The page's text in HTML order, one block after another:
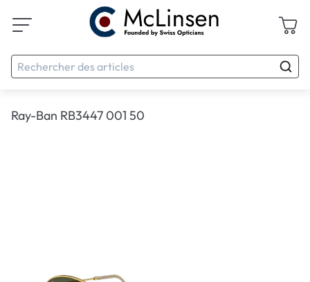
Ray-Ban RB3447 001 50